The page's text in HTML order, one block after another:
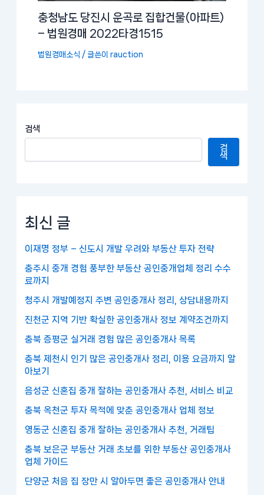
검색
검
색
최신 글
이재명 정부 – 신도시 개발 우려와 부동산 투자 전략
충주시 중개 경험 풍부한 부동산 공인중개업체 정리 수수
료까지
청주시 개발예정지 주변 공인중개사 정리, 상담내용까지
진천군 지역 기반 확실한 공인중개사 정보 계약조건까지
충북 증평군 실거래 경험 많은 공인중개사 목록
충북 제천시 인기 많은 공인중개사 정리, 이용 요금까지 알
아보기
음성군 신혼집 중개 잘하는 공인중개사 추천, 서비스 비교
충북 옥천군 투자 목적에 맞춘 공인중개사 업체 정보
영동군 신혼집 중개 잘하는 공인중개사 추천, 거래팁
충북 보은군 부동산 거래 초보를 위한 부동산 공인중개사
업체 가이드
단양군 처음 집 장만 시 알아두면 좋은 공인중개사 안내
충청남도 당진시 운곡로 집합건물(아파트)
– 법원경매 2022타경1515
법원경매소식 / 글쓴이rauction